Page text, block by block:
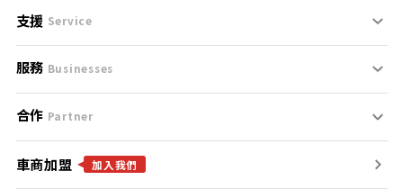
刊登規範
服務條款
免責聲明
隱私權政策
支援 Service
支援中心
聯絡我們
服務 Businesses
什麼是Goo鑑定？
找好車
合作 Partner
合作夥伴
車商加盟 加入我們